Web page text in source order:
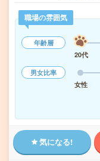
職場の雰囲気
年齢層
20代
男女比率
女性
気になる!